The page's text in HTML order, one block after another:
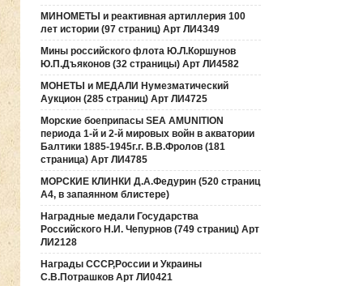
МИНОМЕТЫ и реактивная артиллерия 100
лет истории (97 страниц) Арт ЛИ4349
Мины российского флота Ю.Л.Коршунов
Ю.П.Дъяконов (32 страницы) Арт ЛИ4582
МОНЕТЫ и МЕДАЛИ Нумезматический
Аукцион (285 страниц) Арт ЛИ4725
Морские боеприпасы SEA AMUNITION
периода 1-й и 2-й мировых войн в акватории
Балтики 1885-1945г.г. В.В.Фролов (181
страница) Арт ЛИ4785
МОРСКИЕ КЛИНКИ Д.А.Федурин (520 страниц
А4, в запаянном блистере)
Наградные медали Государства
Российского Н.И. Чепурнов (749 страниц) Арт
ЛИ2128
Награды СССР,России и Украины
С.В.Потрашков Арт ЛИ0421